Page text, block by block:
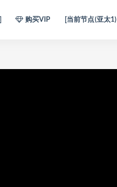
购买VIP [当前节点(亚太1)]